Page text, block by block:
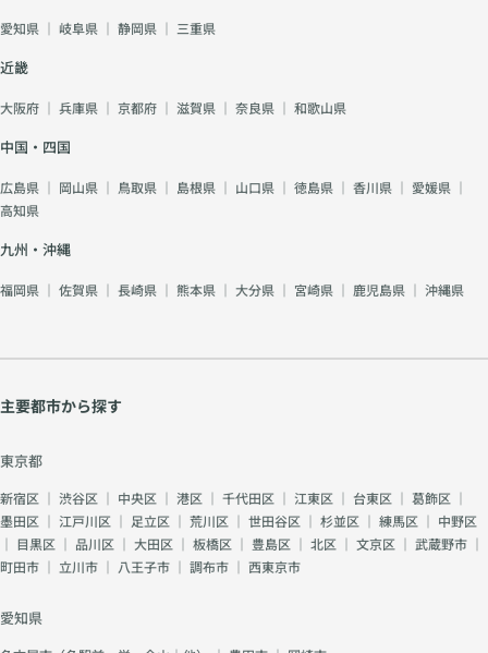
愛知県 ｜ 岐阜県 ｜ 静岡県 ｜ 三重県
近畿
大阪府 ｜ 兵庫県 ｜ 京都府 ｜ 滋賀県 ｜ 奈良県 ｜ 和歌山県
中国・四国
広島県 ｜ 岡山県 ｜ 鳥取県 ｜ 島根県 ｜ 山口県 ｜ 徳島県 ｜ 香川県 ｜ 愛媛県 ｜
高知県
九州・沖縄
福岡県 ｜ 佐賀県 ｜ 長崎県 ｜ 熊本県 ｜ 大分県 ｜ 宮崎県 ｜ 鹿児島県 ｜ 沖縄県
主要都市から探す
東京都
新宿区 ｜ 渋谷区 ｜ 中央区 ｜ 港区 ｜ 千代田区 ｜ 江東区 ｜ 台東区 ｜ 葛飾区 ｜
墨田区 ｜ 江戸川区 ｜ 足立区 ｜ 荒川区 ｜ 世田谷区 ｜ 杉並区 ｜ 練馬区 ｜ 中野区
｜ 目黒区 ｜ 品川区 ｜ 大田区 ｜ 板橋区 ｜ 豊島区 ｜ 北区 ｜ 文京区 ｜ 武蔵野市 ｜
町田市 ｜ 立川市 ｜ 八王子市 ｜ 調布市 ｜ 西東京市
愛知県